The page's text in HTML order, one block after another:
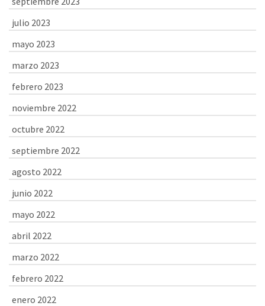
julio 2023
mayo 2023
marzo 2023
febrero 2023
noviembre 2022
octubre 2022
septiembre 2022
agosto 2022
junio 2022
mayo 2022
abril 2022
marzo 2022
febrero 2022
enero 2022